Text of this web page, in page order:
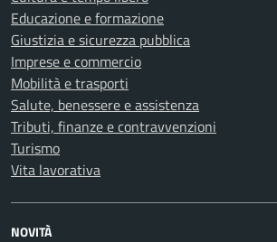
Educazione e formazione
Giustizia e sicurezza pubblica
Imprese e commercio
Mobilità e trasporti
Salute, benessere e assistenza
Tributi, finanze e contravvenzioni
Turismo
Vita lavorativa
NOVITÀ